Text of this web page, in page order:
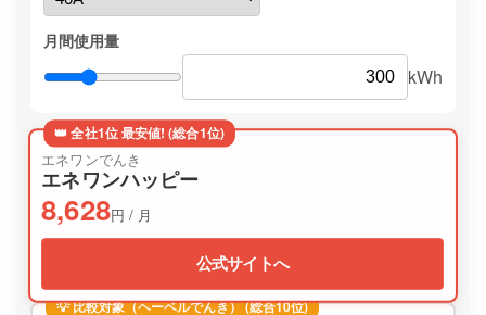
月間使用量
kWh
👑 全社1位 最安値! (総合1位)
エネワンでんき
エネワンハッピー
8,628円 / 月
公式サイトへ
💡 比較対象（ヘーベルでんき） (総合10位)